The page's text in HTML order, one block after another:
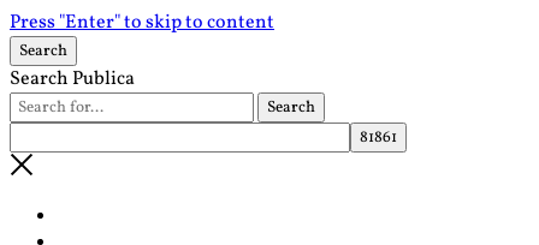
Press "Enter" to skip to content
Search
Search Publica